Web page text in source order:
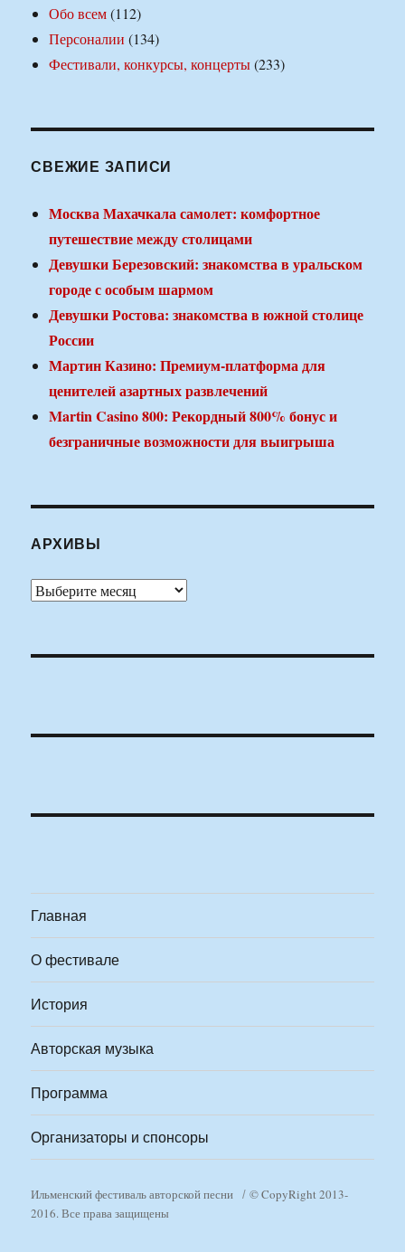
Обо всем(112)
Персоналии (134)
Фестивали, конкурсы, концерты(233)
СВЕЖИЕ ЗАПИСИ
Москва Махачкала самолет: комфортное
путешествие между столицами
Девушки Березовский: знакомства в уральском
городе с особым шармом
Девушки Ростова: знакомства в южной столице
России
Мартин Казино: Премиум-платформа для
ценителей азартных развлечений
Martin Casino 800: Рекордный 800% бонус и
безграничные возможности для выигрыша
АРХИВЫ
Архивы
Главная
О фестивале
История
Авторская музыка
Программа
Организаторы и спонсоры
Ильменский фестиваль авторской песни
© CopyRight 2013-
2016. Все права защищены